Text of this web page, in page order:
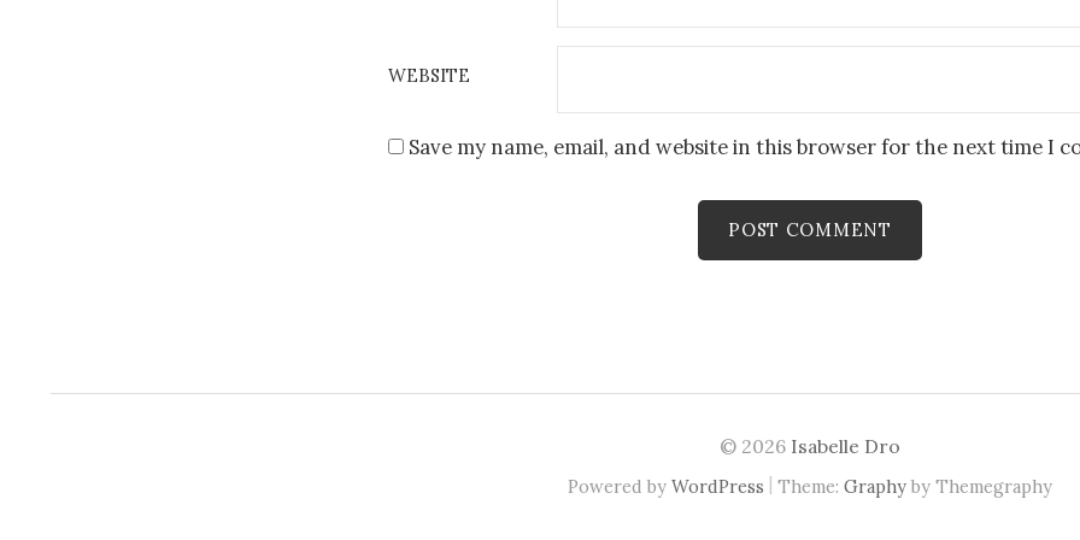
WEBSITE
Save my name, email, and website in this browser for the next time I
© 2026 Isabelle Dro
Powered by WordPress | Theme: Graphy by Themegraphy